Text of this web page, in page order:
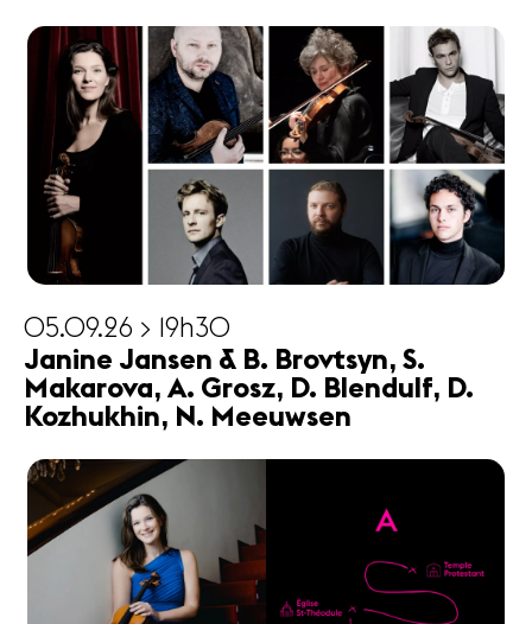
05.09.26 > 19h30
Janine Jansen & B. Brovtsyn, S.
Makarova, A. Grosz, D. Blendulf, D.
Kozhukhin, N. Meeuwsen